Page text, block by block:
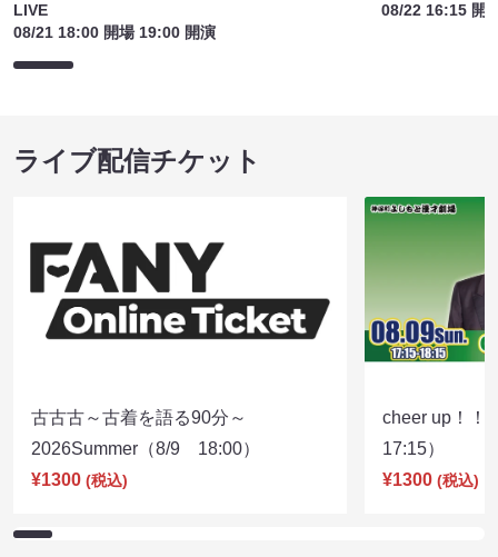
LIVE
08/21 18:00 開場 19:00 開演
08/22 16:15 開
ライブ配信チケット
古古古～古着を語る90分～
2026Summer（8/9 18:00）
¥1300 (税込)
cheer up！
17:15）
¥1300 (税込)